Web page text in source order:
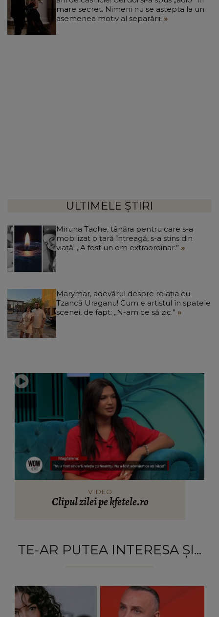
mare secret. Nimeni nu se aștepta la un
asemenea motiv al separării!
ULTIMELE ȘTIRI
Miruna Tache, tânăra pentru care s-a
mobilizat o țară întreagă, s-a stins din
viață: „A fost un om extraordinar.”
Marymar, adevărul despre relația cu
Tzancă Uraganu! Cum e artistul în spatele
scenei, de fapt: „N-am ce să zic.”
VIDEO
Clipul zilei pe kfetele.ro
TE-AR PUTEA INTERESA ȘI...